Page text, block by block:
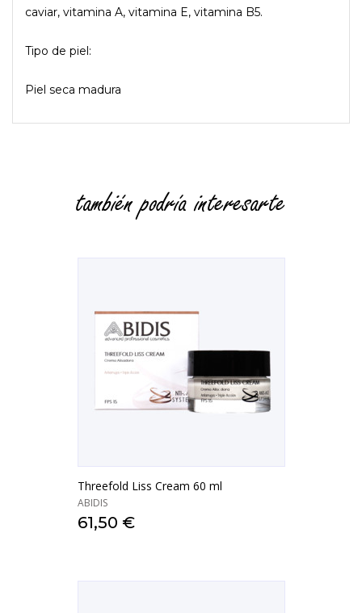
caviar, vitamina A, vitamina E, vitamina B5.
Tipo de piel:
Piel seca madura
también podría interesarte
Threefold Liss Cream 60 ml
ABIDIS
61,50 €